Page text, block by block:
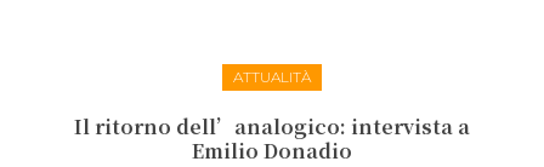
ATTUALITÀ
Il ritorno dell’analogico: intervista a
Emilio Donadio